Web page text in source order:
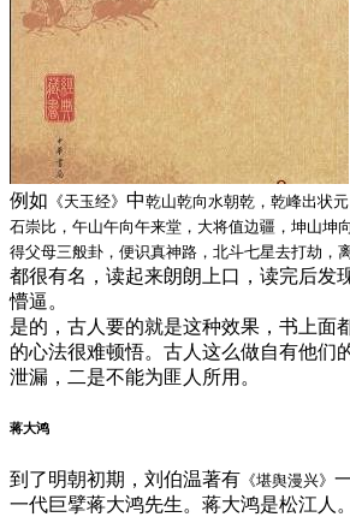
例如 《天玉经》 中乾山乾向水朝乾，乾峰出状
石崇比，午山午向午来堂，大将值边疆，坤山坤
得父母三般卦，便识真神路，北斗七星去打劫，
都很有名，读起来朗朗上口，读完后发
懵逼。
是的，古人要的就是这种效果，书上面
的心法很难顿悟。古人这么做自有他们
泄漏，二是不能为匪人所用。
蒋大鸿
到了明朝初期，刘伯温著有 《堪舆漫兴》
一代巨擘蒋大鸿先生。蒋大鸿是松江人